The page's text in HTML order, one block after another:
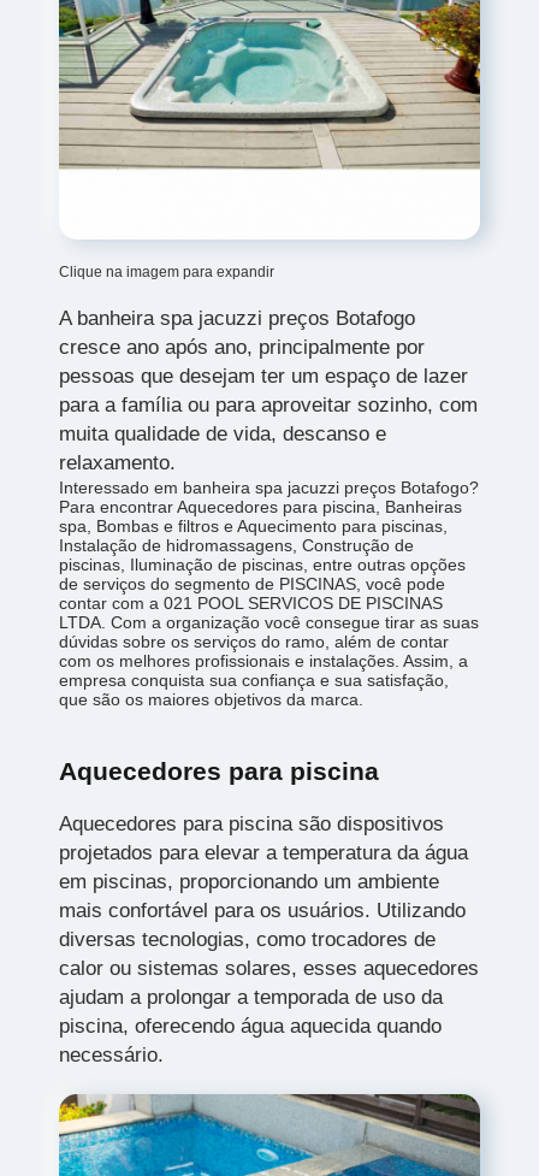
Clique na imagem para expandir
A banheira spa jacuzzi preços Botafogo
cresce ano após ano, principalmente por
pessoas que desejam ter um espaço de lazer
para a família ou para aproveitar sozinho, com
muita qualidade de vida, descanso e
relaxamento.
Interessado em banheira spa jacuzzi preços Botafogo?
Para encontrar Aquecedores para piscina, Banheiras
spa, Bombas e filtros e Aquecimento para piscinas,
Instalação de hidromassagens, Construção de
piscinas, Iluminação de piscinas, entre outras opções
de serviços do segmento de PISCINAS, você pode
contar com a 021 POOL SERVICOS DE PISCINAS
LTDA. Com a organização você consegue tirar as suas
dúvidas sobre os serviços do ramo, além de contar
com os melhores profissionais e instalações. Assim, a
empresa conquista sua confiança e sua satisfação,
que são os maiores objetivos da marca.
Aquecedores para piscina
Aquecedores para piscina são dispositivos
projetados para elevar a temperatura da água
em piscinas, proporcionando um ambiente
mais confortável para os usuários. Utilizando
diversas tecnologias, como trocadores de
calor ou sistemas solares, esses aquecedores
ajudam a prolongar a temporada de uso da
piscina, oferecendo água aquecida quando
necessário.